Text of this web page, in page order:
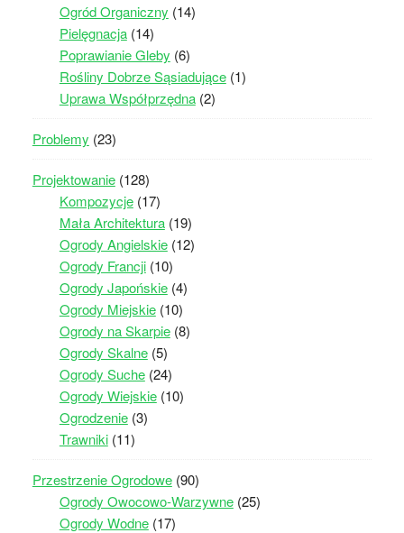
Ogród Organiczny (14)
Pielęgnacja(14)
Poprawianie Gleby (6)
Rośliny Dobrze Sąsiadujące(1)
Uprawa Współprzędna(2)
Problemy (23)
Projektowanie(128)
Kompozycje(17)
Mała Architektura(19)
Ogrody Angielskie(12)
Ogrody Francji(10)
Ogrody Japońskie(4)
Ogrody Miejskie(10)
Ogrody na Skarpie(8)
Ogrody Skalne(5)
Ogrody Suche(24)
Ogrody Wiejskie(10)
Ogrodzenie(3)
Trawniki(11)
Przestrzenie Ogrodowe(90)
Ogrody Owocowo-Warzywne(25)
Ogrody Wodne(17)